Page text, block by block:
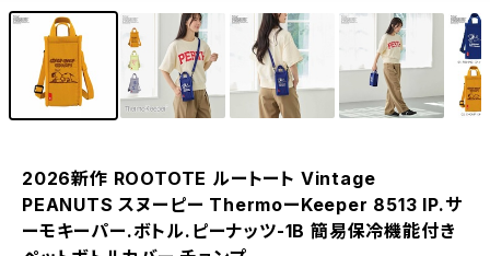
2026新作 ROOTOTE ルートート Vintage
PEANUTS スヌーピー ThermoーKeeper 8513 IP.サ
ーモキーパー.ボトル.ピーナッツ-1B 簡易保冷機能付き